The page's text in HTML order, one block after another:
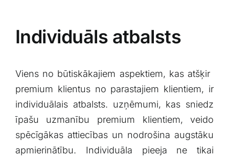
Individuāls atbalsts
Viens⁣ no ​būtiskākajiem aspektiem, kas atšķir ​
premium klientus no parastajiem klientiem,‍ ir
individuālais atbalsts.​ uzņēmumi, kas sniedz
īpašu uzmanību premium klientiem, veido
spēcīgākas attiecības un⁤ nodrošina augstāku
apmierinātību. Individuāla ‌pieeja ne tikai